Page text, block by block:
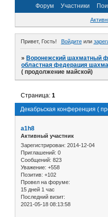
Форум Участники
Привет, Гость! Войдитеили
»Воронежский шахматный
областная федерация
( продолжение майской)
Декабрьская конференция (
Страница:1
a1h8
Активный участник
Зарегистрирован: 2014-12-04
Приглашений: 0
Сообщений: 823
Уважение: +558
Позитив: +102
Провел на форуме:
15 дней 1 час
Последний визит:
2021-05-18 08:13:58